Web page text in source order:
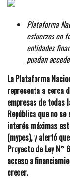
Plataforma
esfuerzos en
entidades
puedan
La Plataforma
representa a cerca
empresas de todas
República que no
interés máximas
(mypes), y alertó
Proyecto de Ley
acceso a
crecer.